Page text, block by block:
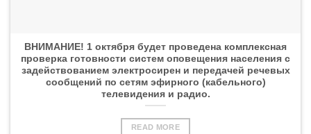
ВНИМАНИЕ! 1 октября будет проведена комплексная
проверка готовности систем оповещения населения с
задействованием электросирен и передачей речевых
сообщений по сетям эфирного (кабельного)
телевидения и радио.
READ MORE